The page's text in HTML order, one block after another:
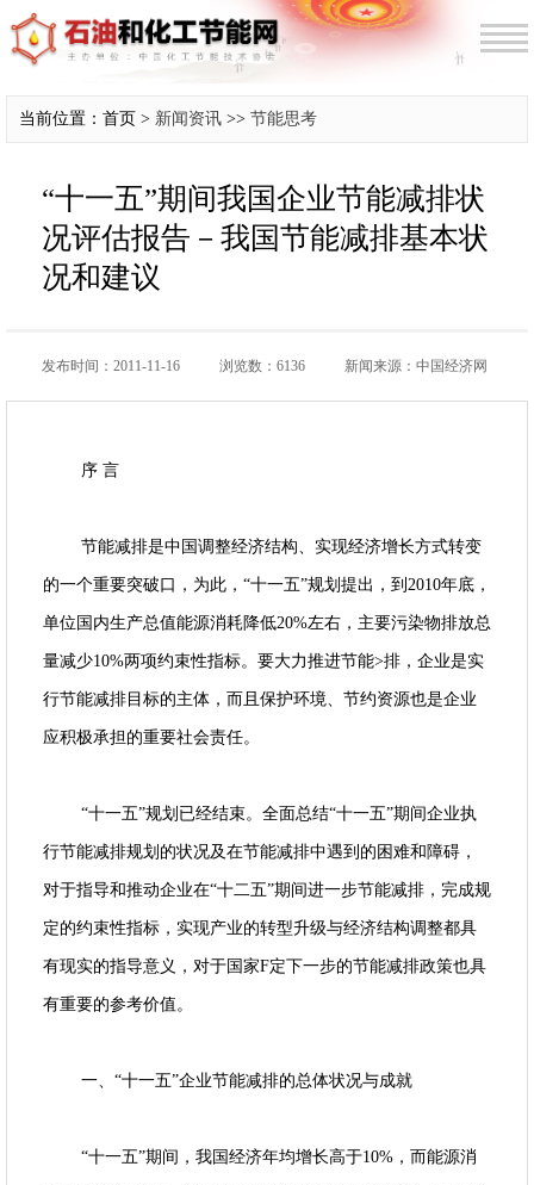
当前位置：首页 > 新闻资讯 >> 节能思考
“十一五”期间我国企业节能减排状
况评估报告－我国节能减排基本状
况和建议
发布时间：2011-11-16 浏览数：6136 新闻来源：中国经济网
序 言
节能减排是中国调整经济结构、实现经济增长方式转变
的一个重要突破口，为此，“十一五”规划提出，到2010年底，
单位国内生产总值能源消耗降低20%左右，主要污染物排放总
量减少10%两项约束性指标。要大力推进节能>排，企业是实
行节能减排目标的主体，而且保护环境、节约资源也是企业
应积极承担的重要社会责任。
“十一五”规划已经结束。全面总结“十一五”期间企业执
行节能减排规划的状况及在节能减排中遇到的困难和障碍，
对于指导和推动企业在“十二五”期间进一步节能减排，完成规
定的约束性指标，实现产业的转型升级与经济结构调整都具
有现实的指导意义，对于国家F定下一步的节能减排政策也具
有重要的参考价值。
一、“十一五”企业节能减排的总体状况与成就
“十一五”期间，我国经济年均增长高于10%，而能源消